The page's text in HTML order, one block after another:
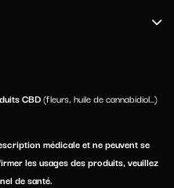
CBD(fleurs, huile de cannabidiol...)
médicale et ne peuvent se
les usages des produits, veuillez
de santé.